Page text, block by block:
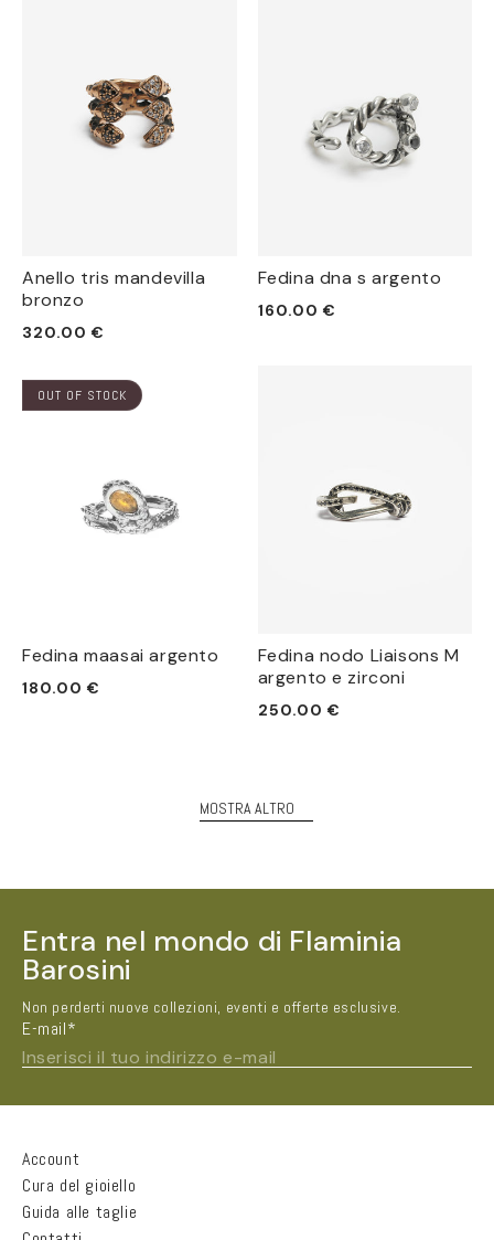
Anello tris mandevilla
bronzo
Prezzo
listino
320.00 €
Fedina dna s argento
Prezzo
160.00 €
Fedina maasai argento
Prezzo
180.00 €
OUT OF STOCK
Fedina nodo Liaisons M
argento e zirconi
Prezzo
250.00 €
MOSTRA ALTRO
Entra nel mondo di Flaminia
Barosini
Non perderti nuove collezioni, eventi e offerte esclusive.
E-mail*
Inserisci il tuo indirizzo e-mail
Account
Cura del gioiello
Guida alle taglie